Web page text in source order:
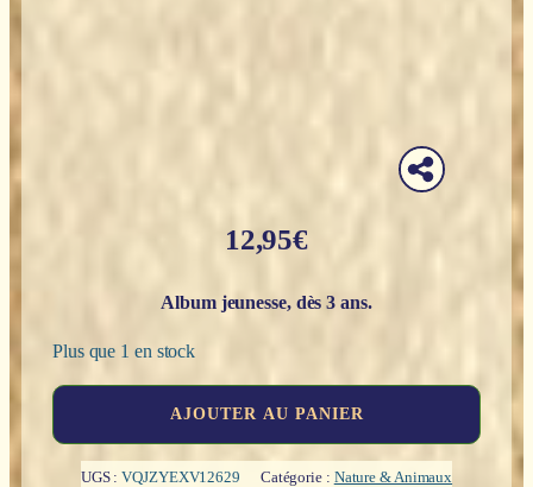
12,95€
Album jeunesse, dès 3 ans.
Plus que 1 en stock
AJOUTER AU PANIER
UGS :VQJZYEXV12629 Catégorie : Nature & Animaux